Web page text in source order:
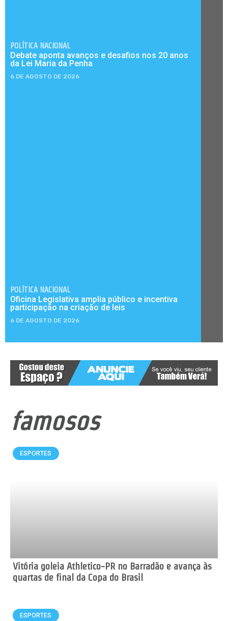
POLÍTICA NACIONAL
Debate aponta avanços e desafios nos 20 anos
da Lei Maria da Penha
6 DE AGOSTO DE 2026
POLÍTICA NACIONAL
Oficina Legislativa amplia público e incentiva
participação na criação de leis
6 DE AGOSTO DE 2026
famosos
ESPORTES
Vitória goleia Athletico-PR no Barradão e avança às
quartas de final da Copa do Brasil
ESPORTES